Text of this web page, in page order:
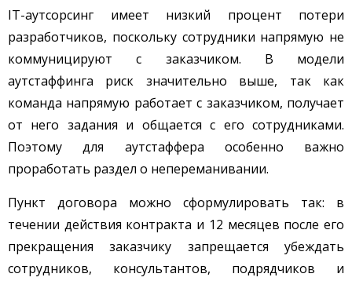
ІТ-аутсорсинг имеет низкий процент потери
разработчиков, поскольку сотрудники напрямую не
коммуницируют с заказчиком. В модели
аутстаффинга риск значительно выше, так как
команда напрямую работает с заказчиком, получает
от него задания и общается с его сотрудниками.
Поэтому для аутстаффера особенно важно
проработать раздел о непереманивании.
Пункт договора можно сформулировать так: в
течении действия контракта и 12 месяцев после его
прекращения заказчику запрещается убеждать
сотрудников, консультантов, подрядчиков и